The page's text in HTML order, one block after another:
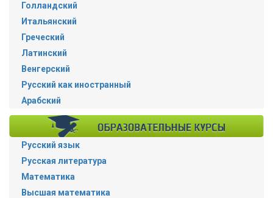
Голландский
Итальянский
Греческий
Латинский
Венгерский
Русский как иностранный
Арабский
Русский язык
Русская литература
Математика
Высшая математика